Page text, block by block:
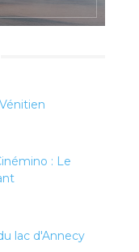
: Le
lac d'Annecy